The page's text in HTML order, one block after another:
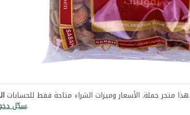
هذا متجر جملة. الأسعار وميزات الشراء متاحة فقط للحسابات.
سجّل.